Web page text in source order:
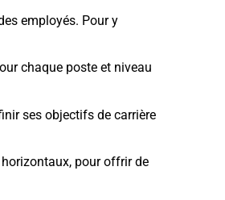
employés. Pour y
chaque poste et niveau
ses objectifs de carrière
pour offrir de